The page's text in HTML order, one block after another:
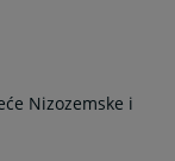
Nizozemske i